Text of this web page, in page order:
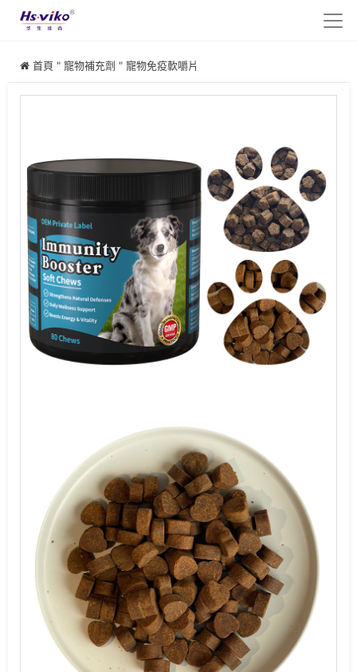
首頁 " 寵物補充劑 " 寵物免疫軟嚼片